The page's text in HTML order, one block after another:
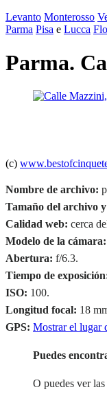
Levanto Monterosso
Parma Pisa e Lucca
Parma.
(c)
Nombre de archivo:
Tamaño del archivo
Calidad web: cerca
Modelo de la cámara:
Abertura: f/6.3.
Tiempo de
ISO: 100.
Longitud focal: 18
GPS: Mostrar el lugar
Puedes
O puedes ver